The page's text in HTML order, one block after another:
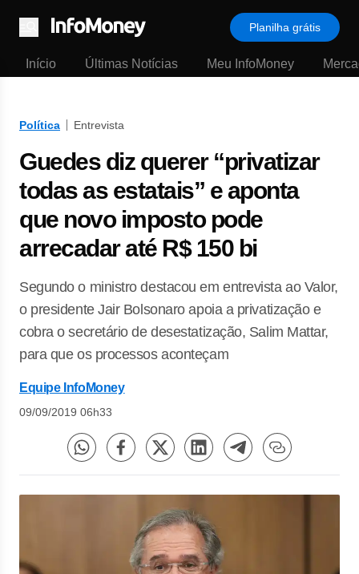
Menu
Planilha grátis
Início Últimas Notícias Meu InfoMoney
Política Entrevista
Guedes diz querer “privatizar
todas as estatais” e aponta
que novo imposto pode
arrecadar até R$ 150 bi
Segundo o ministro destacou em entrevista ao Valor,
o presidente Jair Bolsonaro apoia a privatização e
cobra o secretário de desestatização, Salim Mattar,
para que os processos aconteçam
Equipe InfoMoney
09/09/2019 06h33